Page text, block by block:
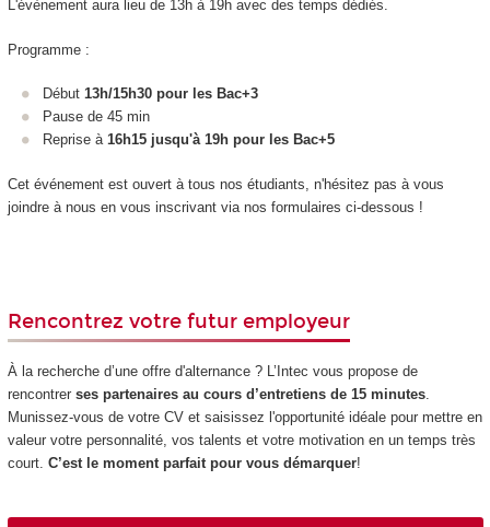
L'évènement aura lieu de 13h à 19h avec des temps dédiés.
Programme :
Début 13h/15h30 pour les Bac+3
Pause de 45 min
Reprise à 16h15 jusqu'à 19h pour les Bac+5
Cet événement est ouvert à tous nos étudiants, n'hésitez pas à vous
joindre à nous en vous inscrivant via nos formulaires ci-dessous !
Rencontrez votre futur employeur
À la recherche d’une offre d'alternance ? L’Intec vous propose de
rencontrer ses partenaires au cours d’entretiens de 15 minutes.
Munissez-vous de votre CV et saisissez l'opportunité idéale pour mettre en
valeur votre personnalité, vos talents et votre motivation en un temps très
court. C’est le moment parfait pour vous démarquer!